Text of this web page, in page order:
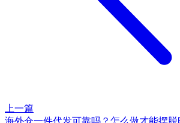
上一篇
海外仓一件代发可靠吗？怎么做才能摆脱